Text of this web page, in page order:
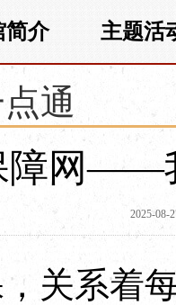
简介 主题活
通
障网——
2025-08-
系着每